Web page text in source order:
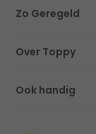
Zo Geregeld
Over Toppy
Ook handig